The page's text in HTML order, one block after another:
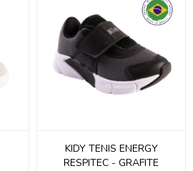
KIDY TENIS ENERGY
RESPITEC - GRAFITE